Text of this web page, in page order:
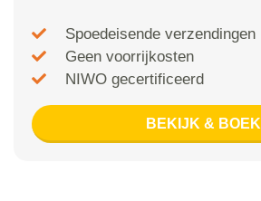
Spoedeisende verzendingen
Geen voorrijkosten
NIWO gecertificeerd
BEKIJK & BOEK